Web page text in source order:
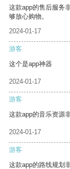
这款app的售后服务
够放心购物。
2024-01-17
游客
这个是app神器
2024-01-17
游客
这款app的音乐资源
2024-01-17
游客
这款app的路线规划